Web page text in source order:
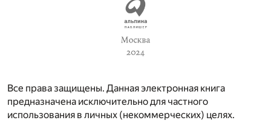
Все права защищены. Данная электронная книга
предназначена исключительно для частного
использования в личных (некоммерческих) целях.